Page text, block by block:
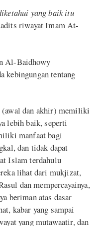
yang baik itu
riwayat Imam At-
Al-Baidhowy
kebingungan tentang
dan akhir) memiliki
lebih baik, seperti
manfaat bagi
dan tidak dapat
Islam terdahulu
lihat dari mukjizat,
dan mempercayainya,
beriman atas dasar
kabar yang sampai
yang mutawaatir, dan